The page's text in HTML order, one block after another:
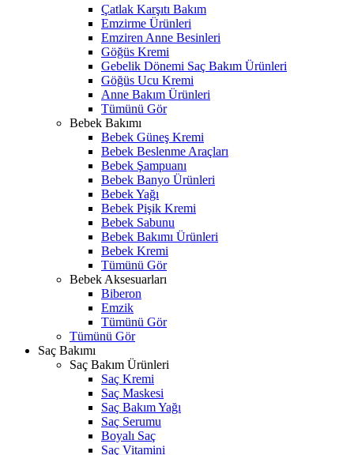
Çatlak Karşıtı Bakım
Emzirme Ürünleri
Emziren Anne Besinleri
Göğüs Kremi
Gebelik Dönemi Saç Bakım Ürünleri
Göğüs Ucu Kremi
Anne Bakım Ürünleri
Tümünü Gör
Bebek Bakımı
Bebek Güneş Kremi
Bebek Beslenme Araçları
Bebek Şampuanı
Bebek Banyo Ürünleri
Bebek Yağı
Bebek Pişik Kremi
Bebek Sabunu
Bebek Bakımı Ürünleri
Bebek Kremi
Tümünü Gör
Bebek Aksesuarları
Biberon
Emzik
Tümünü Gör
Tümünü Gör
Saç Bakımı
Saç Bakım Ürünleri
Saç Kremi
Saç Maskesi
Saç Bakım Yağı
Saç Serumu
Boyalı Saç
Saç Vitamini